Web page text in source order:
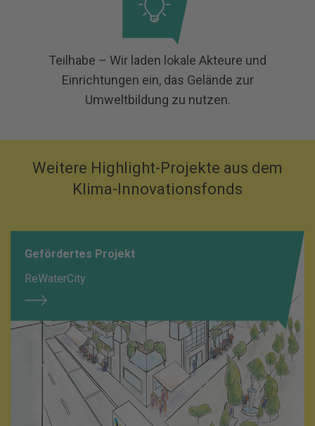
Teilhabe – Wir laden lokale Akteure und
Einrichtungen ein, das Gelände zur
Umweltbildung zu nutzen.
Weitere Highlight-Projekte aus dem
Klima-Innovationsfonds
Gefördertes Projekt
ReWaterCity